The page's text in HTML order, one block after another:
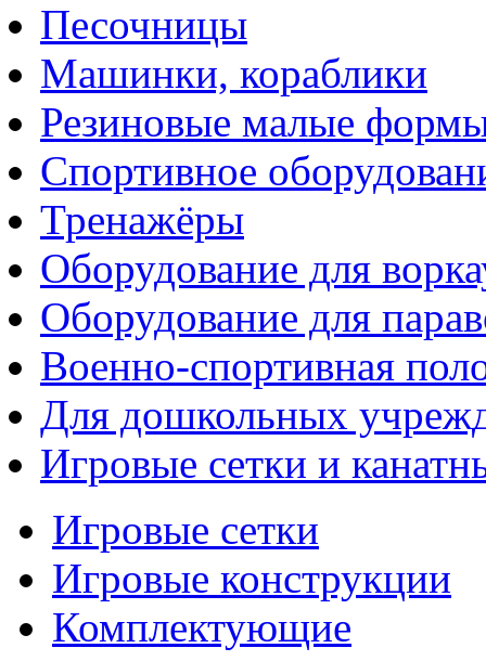
Песочницы
Машинки, кораблики
Резиновые малые
Спортивное
Тренажёры
Оборудование для
Оборудование для
Военно-спортивная
Для дошкольных
Игровые сетки и
Игровые сетки
Игровые конструкции
Комплектующие